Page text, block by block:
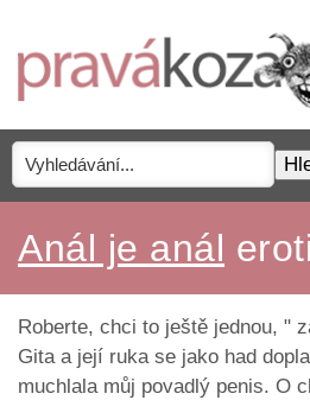
Anál je anál
Roberte, chci to ještě jednou, "
Gita a její ruka se jako had
muchlala můj povadlý penis. O